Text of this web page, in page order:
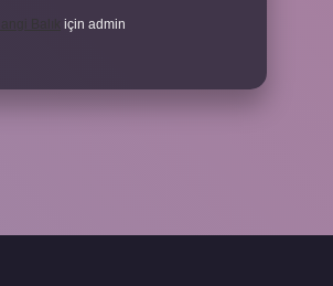
için admin